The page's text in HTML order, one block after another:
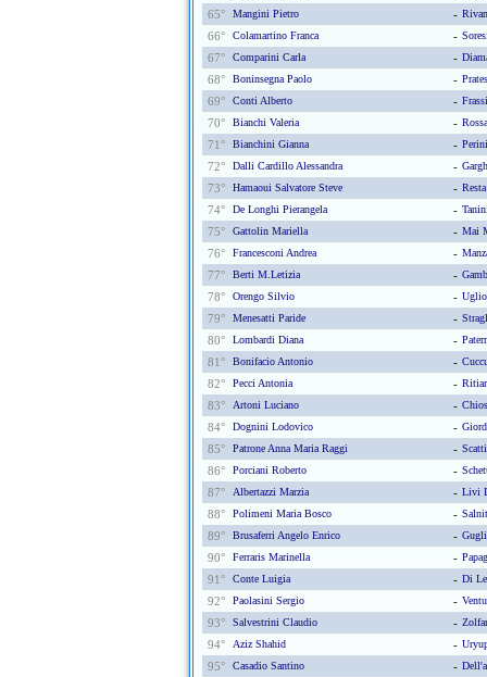
65° Mangini Pietro -
66° Colamartino Franca -
67° Comparini Carla -
68° Boninsegna Paolo -
69° Conti Alberto -
70° Bianchi Valeria -
71° Bianchini Gianna -
72° Dalli Cardillo Alessandra -
73° Hamaoui Salvatore Steve -
74° De Longhi Pierangela -
75° Gattolin Mariella - Mai
76° Francesconi Andrea -
77° Berti M.letizia -
78° Orengo Silvio -
79° Menesatti Paride -
80° Lombardi Diana -
81° Bonifacio Antonio -
82° Pecci Antonia -
83° Artoni Luciano -
84° Dognini Lodovico -
85° Patrone Anna Maria Raggi -
86° Porciani Roberto -
87° Albertazzi Marzia - Livi
88° Polimeni Maria Bosco -
89° Brusaferri Angelo Enrico -
90° Ferraris Marinella -
91° Conte Luigia - Di
92° Paolasini Sergio -
93° Salvestrini Claudio -
94° Aziz Shahid -
95° Casadio Santino -